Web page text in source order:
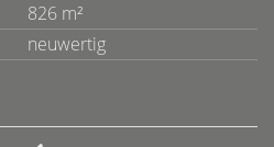
826 m²
neuwertig